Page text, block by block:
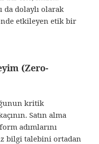
dolaylı olarak
etkileyen etik bir
(Zero-
kritik
Satın alma
adımlarını
bilgi talebini ortadan